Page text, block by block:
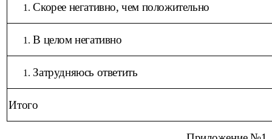
Скорее негативно, чем положительно
В целом негативно
Затрудняюсь ответить
Итого